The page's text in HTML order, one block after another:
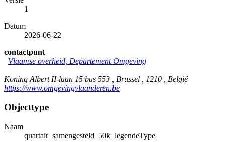
1
Datum
2026-06-22
contactpunt
Vlaamse overheid, Departement Omgeving
Koning Albert II-laan 15 bus 553 , Brussel , 1210 , België
https://www.omgevingvlaanderen.be
Objecttype
Naam
quartair_samengesteld_50k_legendeType